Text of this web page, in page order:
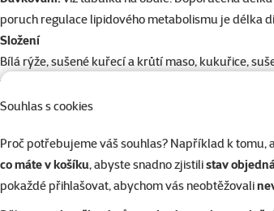
Souhlas s cookies
Proč potřebujeme váš souhlas? Například k tomu,
co máte v košíku, abyste snadno zjistilistav
pokaždé přihlašovat, abychom vás neobtěžovali
poruch regulace lipidového metabolismu je délka
Složení
Bílá rýže, sušené kuřecí a krůtí maso, kukuřice,
fruktooligosacharidy (1%), sušené pivovarské
Analytické složky
Protein: 23,0%, Obsah tuku: 10,0%, Omega-6
0,39%.
Jakostní znaky
Vitamíny: Vitamín A: 23278 IU/kg, Vitamín D₃: